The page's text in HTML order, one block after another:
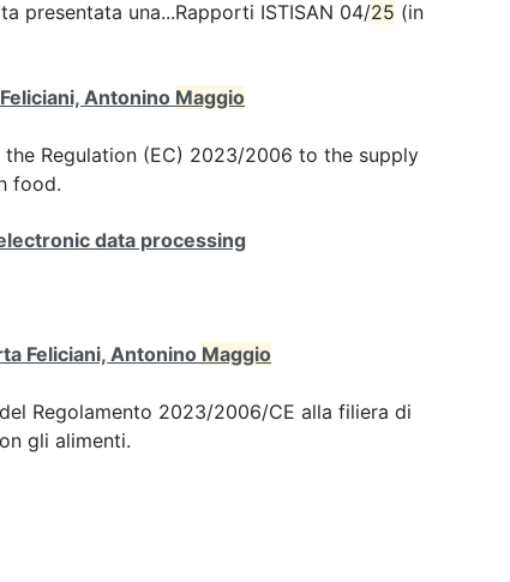
presentata una...Rapporti ISTISAN 04/25 (in
Antonino Maggio
Regulation (EC) 2023/2006 to the supply
food.
data processing
Feliciani, Antonino Maggio
Regolamento 2023/2006/CE alla filiera di
gli alimenti.